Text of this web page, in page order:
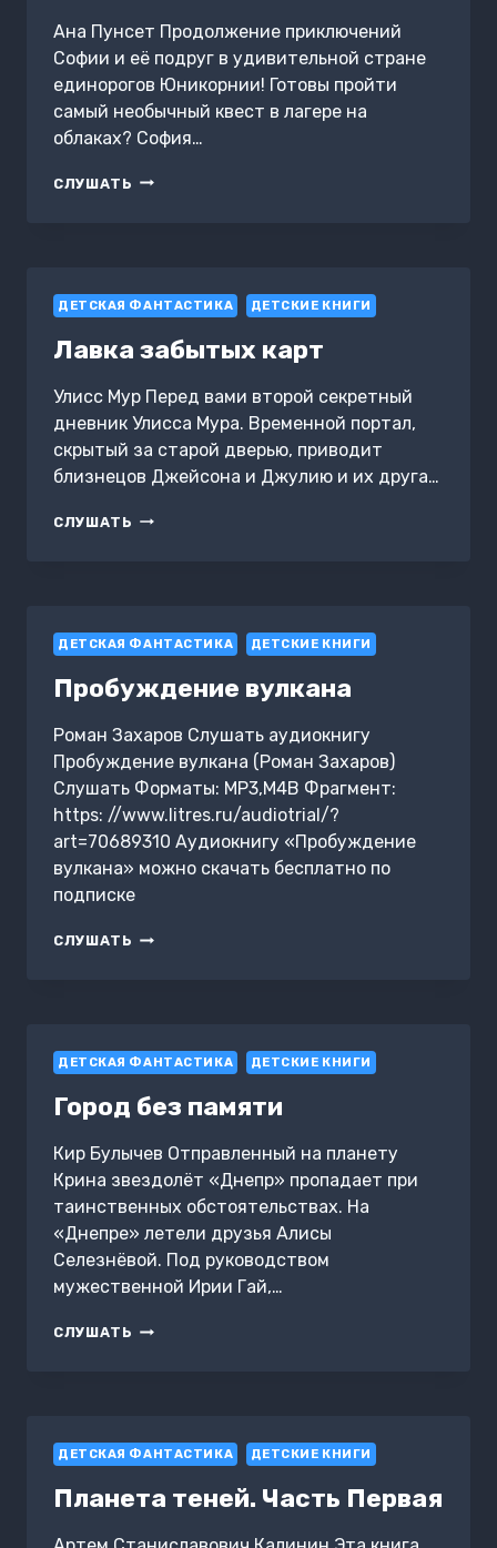
Ана Пунсет Продолжение приключений
Софии и её подруг в удивительной стране
единорогов Юникорнии! Готовы пройти
самый необычный квест в лагере на
облаках? София…
СЛУШАТЬ ЮНИКОРНИЯ.
ДЕТСКАЯ ФАНТАСТИКА ДЕТСКИЕ КНИГИ
Лавка забытых карт
Улисс Мур Перед вами второй секретный
дневник Улисса Мура. Временной портал,
скрытый за старой дверью, приводит
близнецов Джейсона и Джулию и их друга…
СЛУШАТЬ ЛАВКА
ДЕТСКАЯ ФАНТАСТИКА ДЕТСКИЕ КНИГИ
Пробуждение вулкана
Роман Захаров Слушать аудиокнигу
Пробуждение вулкана (Роман Захаров)
Слушать Форматы: MP3,M4B Фрагмент:
https: //www.litres.ru/audiotrial/?
art=70689310 Аудиокнигу «Пробуждение
вулкана» можно скачать бесплатно по
подписке
СЛУШАТЬ ПРОБУЖДЕНИЕ
ДЕТСКАЯ ФАНТАСТИКА ДЕТСКИЕ КНИГИ
Город без памяти
Кир Булычев Отправленный на планету
Крина звездолёт «Днепр» пропадает при
таинственных обстоятельствах. На
«Днепре» летели друзья Алисы
Селезнёвой. Под руководством
мужественной Ирии Гай,…
СЛУШАТЬ ГОРОД
ДЕТСКАЯ ФАНТАСТИКА ДЕТСКИЕ КНИГИ
Планета теней. Часть Первая